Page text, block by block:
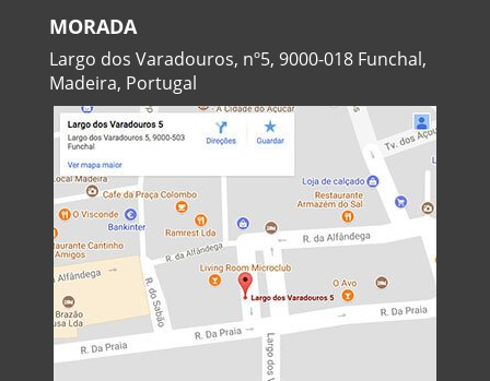
MORADA
Largo dos Varadouros, nº5, 9000-018 Funchal,
Madeira, Portugal